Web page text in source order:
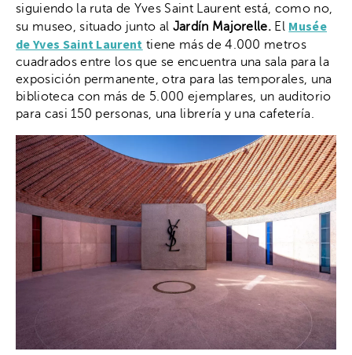
siguiendo la ruta de Yves Saint Laurent está, como no,
su museo, situado junto al Jardín Majorelle. El Musée
de Yves Saint Laurent tiene más de 4.000 metros
cuadrados entre los que se encuentra una sala para la
exposición permanente, otra para las temporales, una
biblioteca con más de 5.000 ejemplares, un auditorio
para casi 150 personas, una librería y una cafetería.